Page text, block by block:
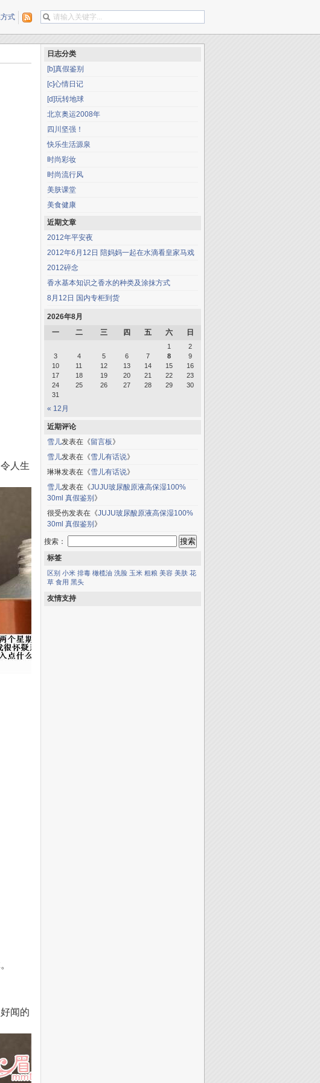
式
人生
闻的
日志分类
[b]真假鉴别
[c]心情日记
[d]玩转地球
北京奥运2008年
四川坚强！
快乐生活源泉
时尚彩妆
时尚流行风
美肤课堂
美食健康
近期文章
2012年平安夜
2012年6月12日 陪妈妈一起在水滴看皇家马戏
2012碎念
香水基本知识之香水的种类及涂抹方式
8月12日 国内专柜到货
2026年8月
一
二 三 四 五 六 日
« 12月
1
2
3
4 5 6 7 8
9
10
11 12 13 14 15
16
17
18 19 20 21 22
23
24
25 26 27 28 29
30
31
近期评论
雪儿发表在《留言板》
雪儿发表在《雪儿有话说》
琳琳发表在《雪儿有话说》
雪儿发表在《JUJU玻尿酸原液高保湿100%
30ml 真假鉴别 》
很受伤发表在《JUJU玻尿酸原液高保湿100%
30ml 真假鉴别 》
搜索：
标签
区别 小米 排毒 橄榄油 洗脸 玉米 粗粮 美容 美肤 花
草 食用 黑头
友情支持